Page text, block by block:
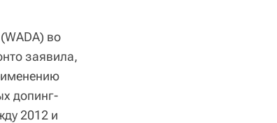
во
заявила,
допинг-
2012 и